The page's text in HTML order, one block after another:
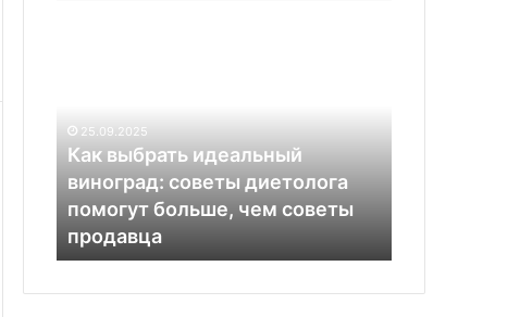
диетолога
больше,
чем
советы
продавца
25.09.2025
Как выбрать идеальный
виноград: советы диетолога
помогут больше, чем советы
продавца